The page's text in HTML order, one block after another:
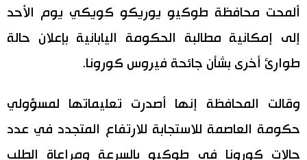
اليابان في فيديو
مانغا وأنيمي
الأقسام
ألمحت محافظة طوكيو يوريكو كويكي يوم الأحد
إلى إمكانية مطالبة الحكومة اليابانية بإعلان حالة
طوارئ أخرى بشأن جائحة فيروس كورونا.
وقالت المحافظة إنها أصدرت تعليماتها لمسؤولي
حكومة العاصمة للاستجابة للارتفاع المتجدد في عدد
حالات كورونا في طوكيو بالسرعة ومراعاة الطلب